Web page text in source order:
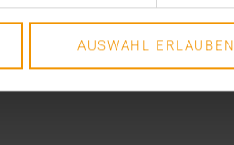
AUSWAHL ERLAUBEN